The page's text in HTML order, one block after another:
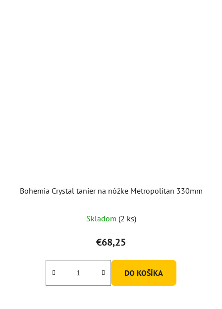
Bohemia Crystal tanier na nôžke Metropolitan 330mm
Skladom (2 ks)
€68,25
DO KOŠÍKA